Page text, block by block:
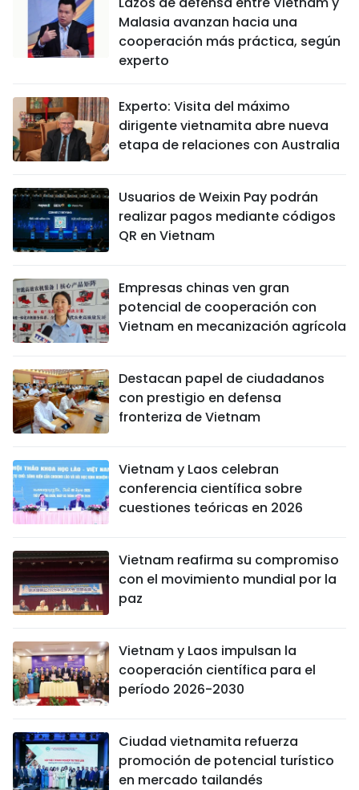
Malasia avanzan hacia una
cooperación más práctica, según
experto
Experto: Visita del máximo
dirigente vietnamita abre nueva
etapa de relaciones con Australia
Usuarios de Weixin Pay podrán
realizar pagos mediante códigos
QR en Vietnam
Empresas chinas ven gran
potencial de cooperación con
Vietnam en mecanización agrícola
Destacan papel de ciudadanos
con prestigio en defensa
fronteriza de Vietnam
Vietnam y Laos celebran
conferencia científica sobre
cuestiones teóricas en 2026
Vietnam reafirma su compromiso
con el movimiento mundial por la
paz
Vietnam y Laos impulsan la
cooperación científica para el
período 2026-2030
Ciudad vietnamita refuerza
promoción de potencial turístico
en mercado tailandés